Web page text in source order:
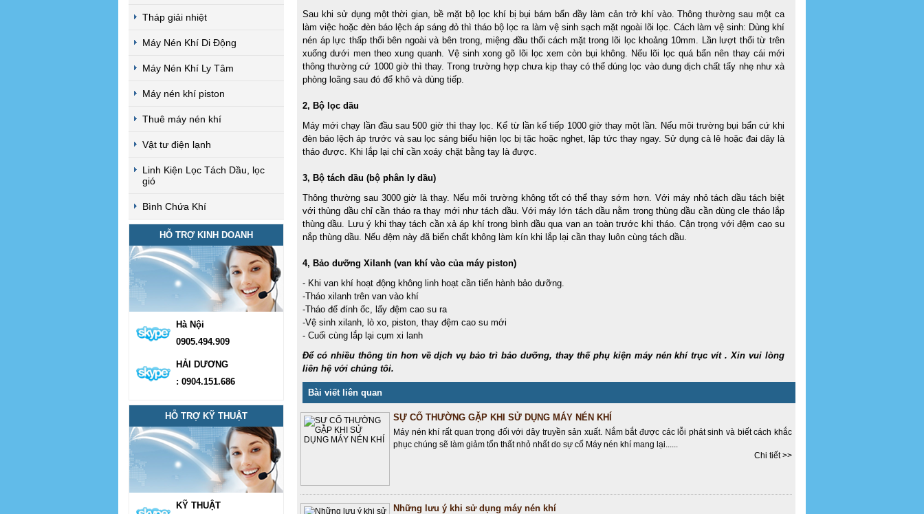
Tháp giải nhiệt
Máy Nén Khí Di Động
Máy Nén Khí Ly Tâm
Máy nén khí piston
Thuê máy nén khí
Vật tư điện lạnh
Linh Kiện Lọc Tách Dầu, lọc
gió
Bình Chứa Khí
HỖ TRỢ KINH DOANH
Hà Nội
0905.494.909
HẢI DƯƠNG
: 0904.151.686
HỖ TRỢ KỸ THUẬT
KỸ THUẬT
Sau khi sử dụng một thời gian, bề mặt bộ lọc khí bị bụi bám bẩn đầy làm cản trở khí vào. Thông thường sau một ca
làm việc hoặc đèn báo lệch áp sáng đỏ thì tháo bộ lọc ra làm vệ sinh sạch mặt ngoài lõi lọc. Cách làm vệ sinh: Dùng khí
nén áp lực thấp thổi bên ngoài và bên trong, miệng đầu thổi cách mặt trong lõi lọc khoảng 10mm. Lần lượt thổi từ trên
xuống dưới men theo xung quanh. Vệ sinh xong gõ lõi lọc xem còn bụi không. Nếu lõi lọc quá bẩn nên thay cái mới
thông thường cứ 1000 giờ thì thay. Trong trường hợp chưa kịp thay có thể dúng lọc vào dung dịch chất tẩy nhẹ như xà
phòng loãng sau đó để khô và dùng tiếp.
2, Bộ lọc dầu
Máy mới chạy lần đầu sau 500 giờ thì thay lọc. Kể từ lần kế tiếp 1000 giờ thay một lần. Nếu môi trường bụi bẩn cứ khi
đèn báo lệch áp trước và sau lọc sáng biểu hiện lọc bị tặc hoặc nghẹt, lập tức thay ngay. Sử dụng cà lê hoặc đai dây là
tháo được. Khi lắp lại chỉ cần xoáy chặt bằng tay là được.
3, Bộ tách dầu (bộ phân ly dầu)
Thông thường sau 3000 giờ là thay. Nếu môi trường không tốt có thể thay sớm hơn. Với máy nhỏ tách dầu tách biệt
với thùng dầu chỉ cần tháo ra thay mới như tách dầu. Với máy lớn tách dầu nằm trong thùng dầu cần dùng cle tháo lắp
thùng dầu. Lưu ý khi thay tách cần xả áp khí trong bình dầu qua van an toàn trước khi tháo. Cận trọng với đệm cao su
nắp thùng dầu. Nếu đệm này đã biến chất không làm kín khi lắp lại cần thay luôn cùng tách dầu.
4, Bảo dưỡng Xilanh (van khí vào của máy piston)
- Khi van khí hoạt động không linh hoạt cần tiến hành bảo dưỡng.
-Tháo xilanh trên van vào khí
-Tháo đế đính ốc, lấy đệm cao su ra
-Vệ sinh xilanh, lò xo, piston, thay đệm cao su mới
- Cuối cùng lắp lại cụm xi lanh
Để có nhiều thông tin hơn về dịch vụ bảo trì bảo dưỡng, thay thế phụ kiện máy nén khí trục vít . Xin vui lòng
liên hệ với chúng tôi.
Bài viết liên quan
SỰ CỐ THƯỜNG GẶP KHI SỬ DỤNG MÁY NÉN KHÍ
Máy nén khí rất quan trọng đối với dây truyền sản xuất. Nắm bắt được các lỗi phát sinh và biết cách khắc
phục chúng sẽ làm giảm tổn thất nhỏ nhất do sự cố Máy nén khí mang lại......
Chi tiết >>
Những lưu ý khi sử dụng máy nén khí